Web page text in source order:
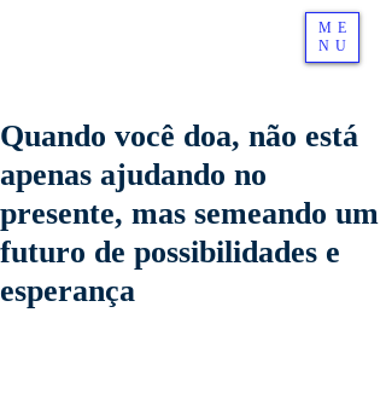
ME
NU
Quando você doa, não está
apenas ajudando no
presente, mas semeando um
futuro de possibilidades e
esperança